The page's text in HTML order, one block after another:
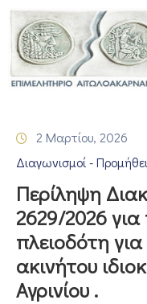
ΑΡΧΙΚΗ
ΓΕΜΗ
–
ΠΡΟΓΡΑΜΜΑΤΑ
ΕΠΙΜΕΛΗΤΗΡΙΟΥ
ΣΥΜΜΕΤΟΧΗ
ΣΕ
2 Μαρτίου, 2026
Διαγωνισμοί -
Περίληψη
2629/2026 για
πλειοδότη
ακινήτου
Αγρινίου .